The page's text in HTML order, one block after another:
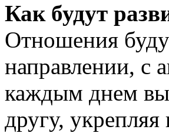
Как будут
Отношения
направлении, с
каждым днем вы
другу,